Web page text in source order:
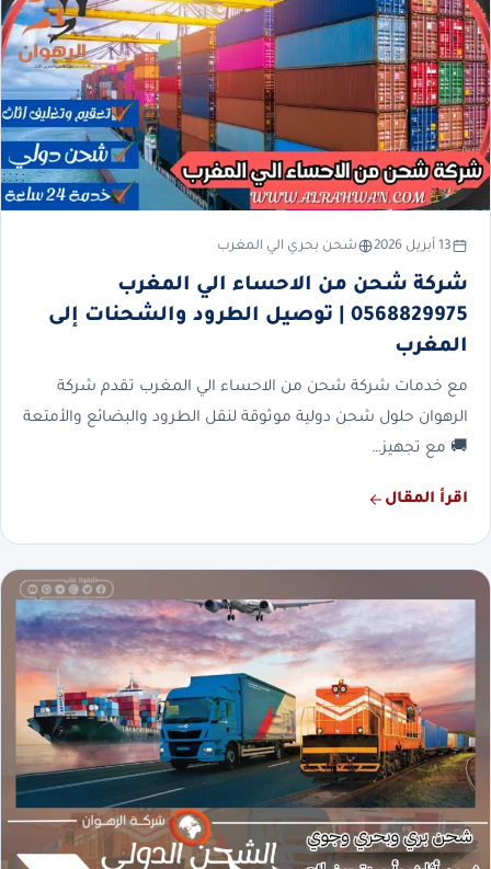
13 أبريل 2026 شحن بحري الي المغرب
شركة شحن من الاحساء الي المغرب
0568829975 | توصيل الطرود والشحنات إلى
المغرب
مع خدمات شركة شحن من الاحساء الي المغرب تقدم شركة
الرهوان حلول شحن دولية موثوقة لنقل الطرود والبضائع والأمتعة
🚚 مع تجهيز…
اقرأ المقال